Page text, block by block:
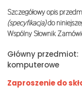
Szczegółowy opis
(specyfikacja)do
Wspólny Słownik
Główny
komputerowe
Zaproszenie do